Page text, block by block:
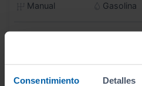
Consentimiento Detalles
Manual
Gasolina